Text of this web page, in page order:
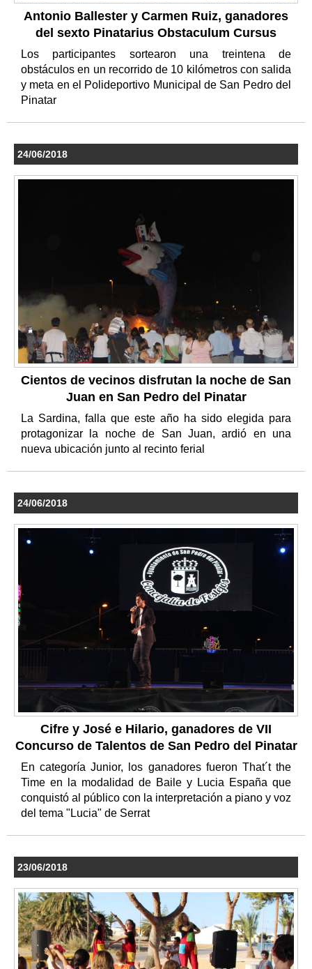
Antonio Ballester y Carmen Ruiz, ganadores
del sexto Pinatarius Obstaculum Cursus
Los participantes sortearon una treintena de
obstáculos en un recorrido de 10 kilómetros con salida
y meta en el Polideportivo Municipal de San Pedro del
Pinatar
24/06/2018
Cientos de vecinos disfrutan la noche de San
Juan en San Pedro del Pinatar
La Sardina, falla que este año ha sido elegida para
protagonizar la noche de San Juan, ardió en una
nueva ubicación junto al recinto ferial
24/06/2018
Cifre y José e Hilario, ganadores de VII
Concurso de Talentos de San Pedro del Pinatar
En categoría Junior, los ganadores fueron That´t the
Time en la modalidad de Baile y Lucia España que
conquistó al público con la interpretación a piano y voz
del tema "Lucia" de Serrat
23/06/2018